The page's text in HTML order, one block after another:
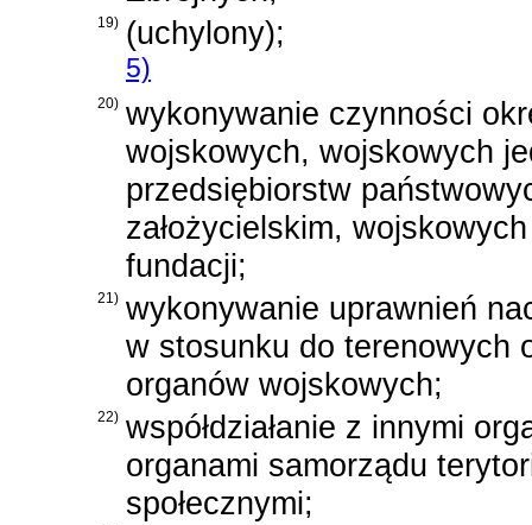
19) (uchylony);
5)
20) wykonywanie czynności
wojskowych, wojskowych
przedsiębiorstw
założycielskim,
fundacji;
21) wykonywanie uprawnień
w stosunku do terenowych
organów wojskowych;
22) współdziałanie z innymi
organami samorządu
społecznymi;